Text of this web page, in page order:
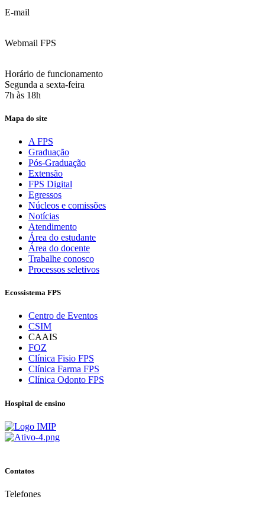
E-mail
Webmail FPS
Horário de funcionamento
Segunda a sexta-feira
7h às 18h
Mapa do site
A FPS
Graduação
Pós-Graduação
Extensão
FPS Digital
Egressos
Núcleos e comissões
Notícias
Atendimento
Área do estudante
Área do docente
Trabalhe conosco
Processos seletivos
Ecossistema FPS
Centro de Eventos
CSIM
CAAIS
FOZ
Clínica Fisio FPS
Clínica Farma FPS
Clínica Odonto FPS
Hospital de ensino
Contatos
Telefones